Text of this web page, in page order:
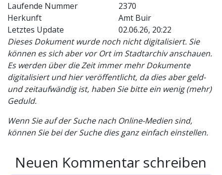
Laufende Nummer
2370
Herkunft
Amt Buir
Letztes Update
02.06.26, 20:22
Dieses Dokument wurde noch nicht digitalisiert. Sie
können es sich aber vor Ort im Stadtarchiv anschauen.
Es werden über die Zeit immer mehr Dokumente
digitalisiert und hier veröffentlicht, da dies aber geld-
und zeitaufwändig ist, haben Sie bitte ein wenig (mehr)
Geduld.
Wenn Sie auf der Suche nach Online-Medien sind,
können Sie bei der Suche dies ganz einfach einstellen.
Neuen Kommentar schreiben